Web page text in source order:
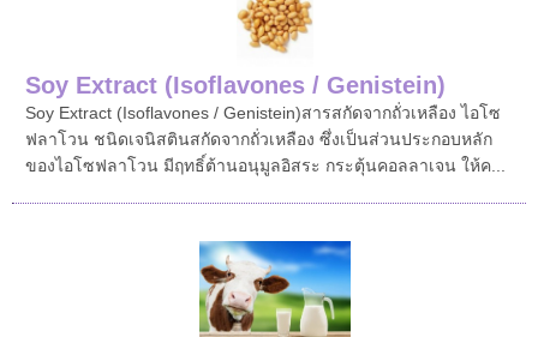
Soy Extract (Isoflavones / Genistein)
Soy Extract (Isoflavones / Genistein)สารสกัดจากถั่วเหลือง ไอโซ
ฟลาโวน ชนิดเจนิสตินสกัดจากถั่วเหลือง ซึ่งเป็นส่วนประกอบหลัก
ของไอโซฟลาโวน มีฤทธิ์ต้านอนุมูลอิสระ กระตุ้นคอลลาเจน ให้ค...